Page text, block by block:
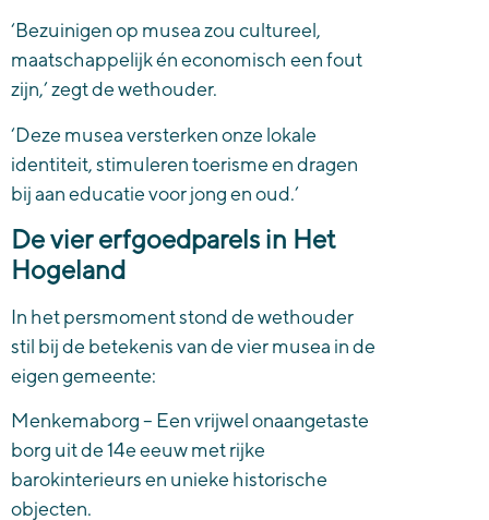
‘Bezuinigen op musea zou cultureel,
maatschappelijk én economisch een fout
zijn,’ zegt de wethouder.
‘Deze musea versterken onze lokale
identiteit, stimuleren toerisme en dragen
bij aan educatie voor jong en oud.’
De vier erfgoedparels in Het
Hogeland
In het persmoment stond de wethouder
stil bij de betekenis van de vier musea in de
eigen gemeente:
Menkemaborg – Een vrijwel onaangetaste
borg uit de 14e eeuw met rijke
barokinterieurs en unieke historische
objecten.